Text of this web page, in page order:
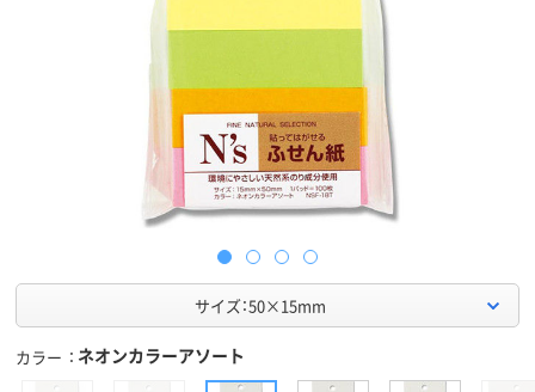
サイズ：50×15mm
カラー ネオンカラーアソート